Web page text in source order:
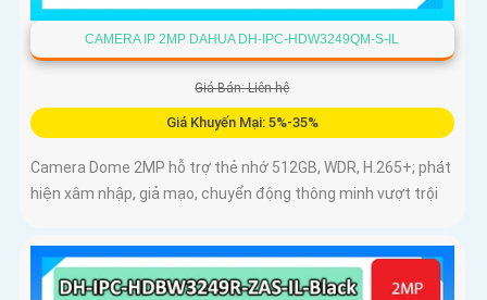
CAMERA IP 2MP DAHUA DH-IPC-HDW3249QM-S-IL
Giá Bán: Liên hệ
Giá Khuyến Mại: 5%-35%
Camera Dome 2MP hỗ trợ thẻ nhớ 512GB, WDR, H.265+; phát
hiện xâm nhập, giả mạo, chuyển động thông minh vượt trội